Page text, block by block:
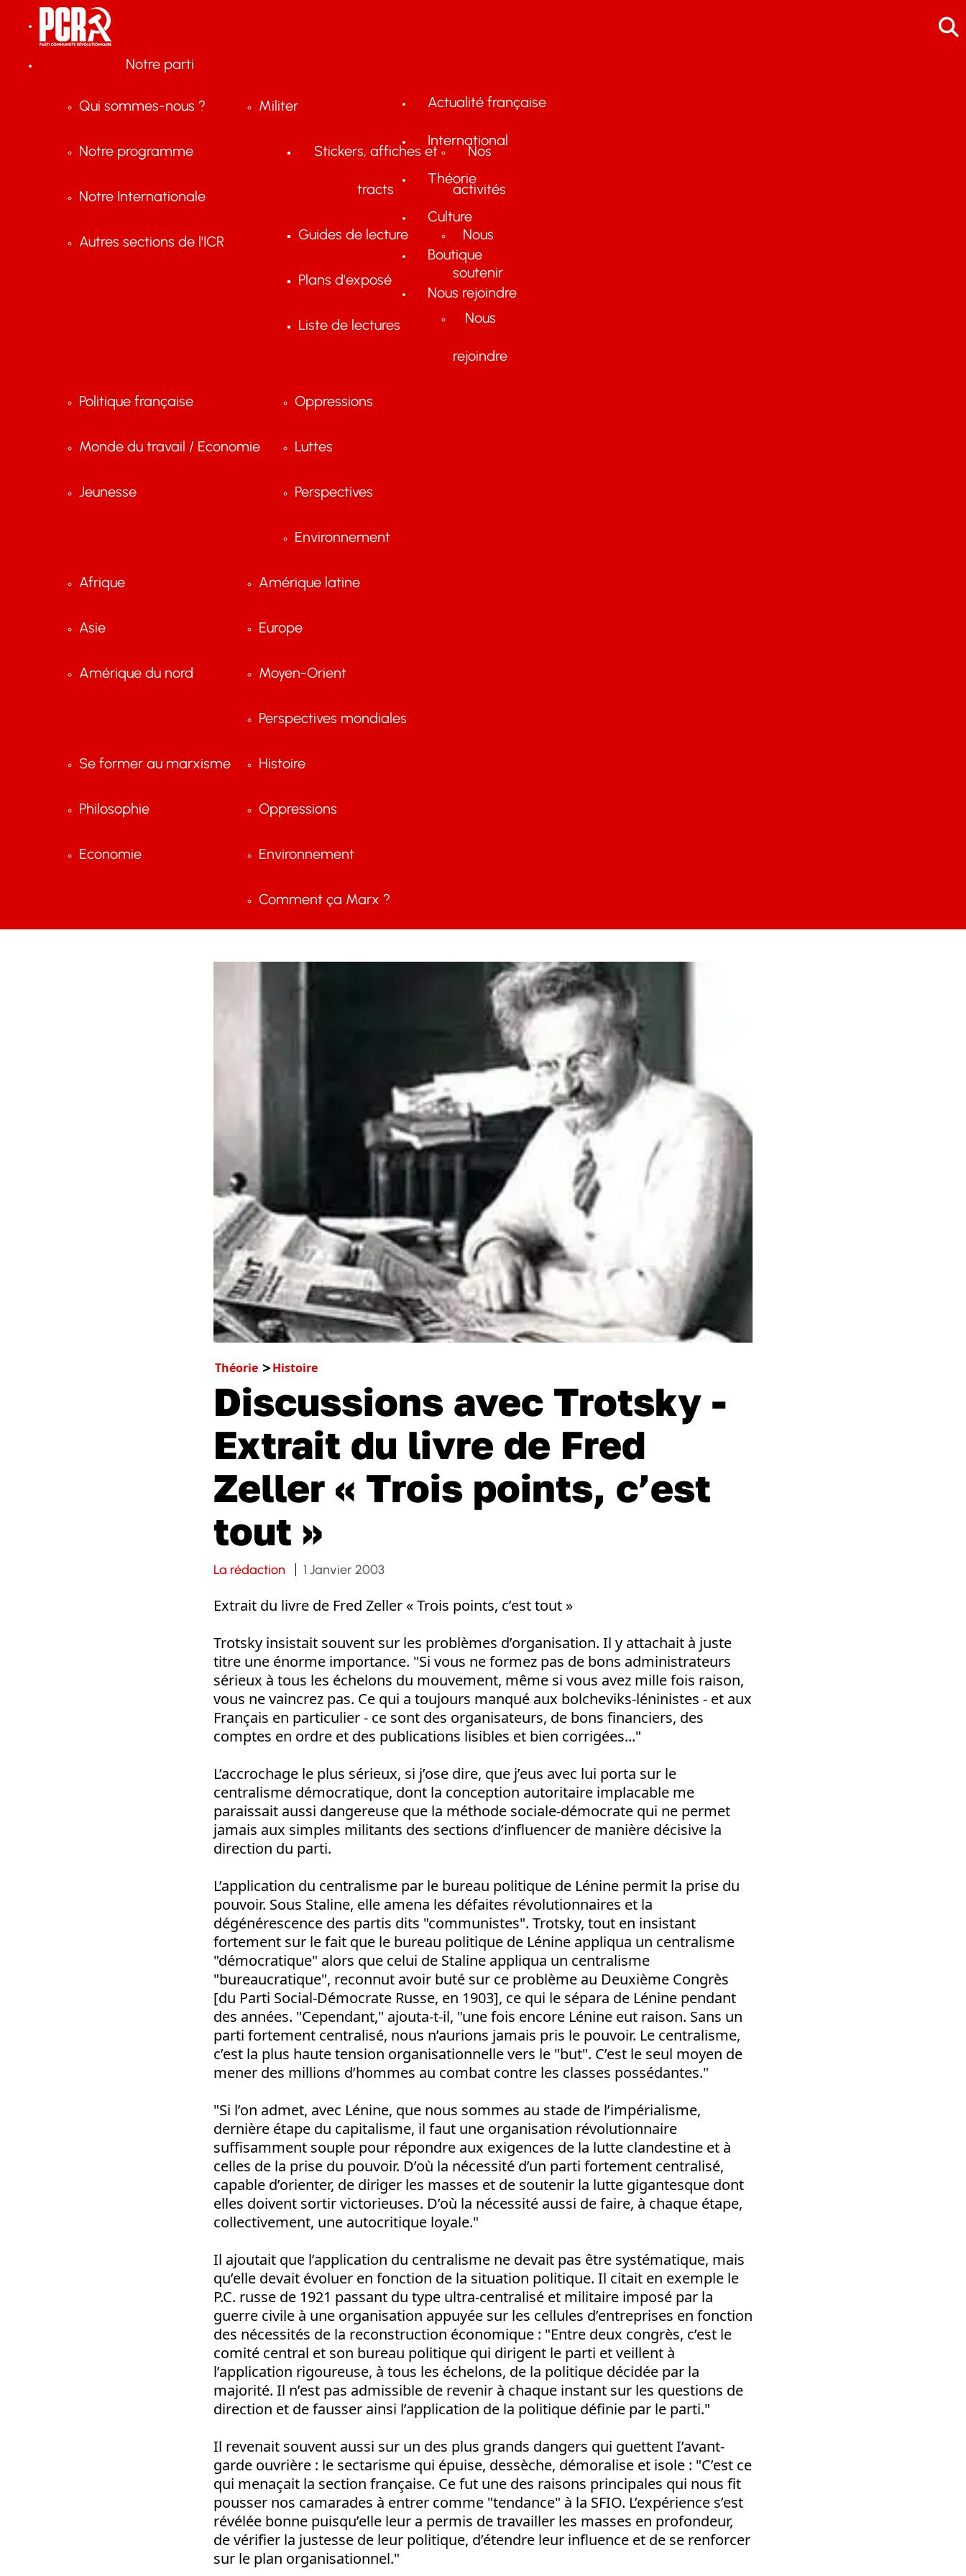
Notre parti
Qui sommes-nous ?
Notre programme
Notre Internationale
Autres sections de l'ICR
Militer
Stickers, affiches et
tracts
Guides de lecture
Plans d'exposé
Liste de lectures
Nos
activités
Nous
soutenir
Nous
rejoindre
Actualité française
Politique française
Monde du travail / Economie
Jeunesse
Oppressions
Luttes
Perspectives
Environnement
International
Afrique
Asie
Amérique du nord
Amérique latine
Europe
Moyen-Orient
Perspectives mondiales
Théorie
Se former au marxisme
Philosophie
Economie
Histoire
Oppressions
Environnement
Comment ça Marx ?
Culture
Boutique
Nous rejoindre
Théorie Histoire
Discussions avec Trotsky -
Extrait du livre de Fred
Zeller « Trois points, c’est
tout »
La rédaction 1 Janvier 2003
Extrait du livre de Fred Zeller « Trois points, c’est tout »
Trotsky insistait souvent sur les problèmes d’organisation. Il y attachait à juste
titre une énorme importance. "Si vous ne formez pas de bons administrateurs
sérieux à tous les échelons du mouvement, même si vous avez mille fois raison,
vous ne vaincrez pas. Ce qui a toujours manqué aux bolcheviks-léninistes - et aux
Français en particulier - ce sont des organisateurs, de bons financiers, des
comptes en ordre et des publications lisibles et bien corrigées..."
L’accrochage le plus sérieux, si j’ose dire, que j’eus avec lui porta sur le
centralisme démocratique, dont la conception autoritaire implacable me
paraissait aussi dangereuse que la méthode sociale-démocrate qui ne permet
jamais aux simples militants des sections d’influencer de manière décisive la
direction du parti.
L’application du centralisme par le bureau politique de Lénine permit la prise du
pouvoir. Sous Staline, elle amena les défaites révolutionnaires et la
dégénérescence des partis dits "communistes". Trotsky, tout en insistant
fortement sur le fait que le bureau politique de Lénine appliqua un centralisme
"démocratique" alors que celui de Staline appliqua un centralisme
"bureaucratique", reconnut avoir buté sur ce problème au Deuxième Congrès
[du Parti Social-Démocrate Russe, en 1903], ce qui le sépara de Lénine pendant
des années. "Cependant," ajouta-t-il, "une fois encore Lénine eut raison. Sans un
parti fortement centralisé, nous n’aurions jamais pris le pouvoir. Le centralisme,
c’est la plus haute tension organisationnelle vers le "but". C’est le seul moyen de
mener des millions d’hommes au combat contre les classes possédantes."
"Si l’on admet, avec Lénine, que nous sommes au stade de l’impérialisme,
dernière étape du capitalisme, il faut une organisation révolutionnaire
suffisamment souple pour répondre aux exigences de la lutte clandestine et à
celles de la prise du pouvoir. D’où la nécessité d’un parti fortement centralisé,
capable d’orienter, de diriger les masses et de soutenir la lutte gigantesque dont
elles doivent sortir victorieuses. D’où la nécessité aussi de faire, à chaque étape,
collectivement, une autocritique loyale."
Il ajoutait que l’application du centralisme ne devait pas être systématique, mais
qu’elle devait évoluer en fonction de la situation politique. Il citait en exemple le
P.C. russe de 1921 passant du type ultra-centralisé et militaire imposé par la
guerre civile à une organisation appuyée sur les cellules d’entreprises en fonction
des nécessités de la reconstruction économique : "Entre deux congrès, c’est le
comité central et son bureau politique qui dirigent le parti et veillent à
l’application rigoureuse, à tous les échelons, de la politique décidée par la
majorité. Il n’est pas admissible de revenir à chaque instant sur les questions de
direction et de fausser ainsi l’application de la politique définie par le parti."
Il revenait souvent aussi sur un des plus grands dangers qui guettent I’avant-
garde ouvrière : le sectarisme qui épuise, dessèche, démoralise et isole : "C’est ce
qui menaçait la section française. Ce fut une des raisons principales qui nous fit
pousser nos camarades à entrer comme "tendance" à la SFIO. L’expérience s’est
révélée bonne puisqu’elle leur a permis de travailler les masses en profondeur,
de vérifier la justesse de leur politique, d’étendre leur influence et de se renforcer
sur le plan organisationnel."